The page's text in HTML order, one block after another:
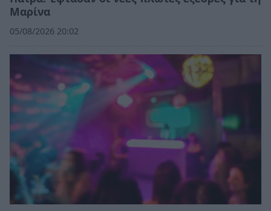
Μαρίνα
05/08/2026 20:02